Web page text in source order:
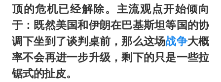
顶的危机已经解除。主流观点开始倾向
于：既然美国和伊朗在巴基斯坦等国的协
调下坐到了谈判桌前，那么这场战争大概
率不会再进一步升级，剩下的只是一些拉
锯式的扯皮。